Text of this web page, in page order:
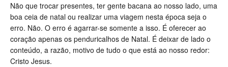
Não que trocar presentes, ter gente bacana ao nosso lado, uma
boa ceia de natal ou realizar uma viagem nesta época seja o
erro. Não. O erro é agarrar-se somente a isso. É oferecer ao
coração apenas os penduricalhos de Natal. É deixar de lado o
conteúdo, a razão, motivo de tudo o que está ao nosso redor:
Cristo Jesus.